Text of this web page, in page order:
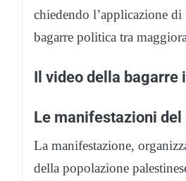
chiedendo l’applicazione
bagarre politica tra
Il video della bagarre
Le manifestazioni
La manifestazione,
della popolazione